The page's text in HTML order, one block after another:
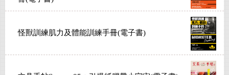
怪獸訓練肌力及體能訓練手冊(電子書)